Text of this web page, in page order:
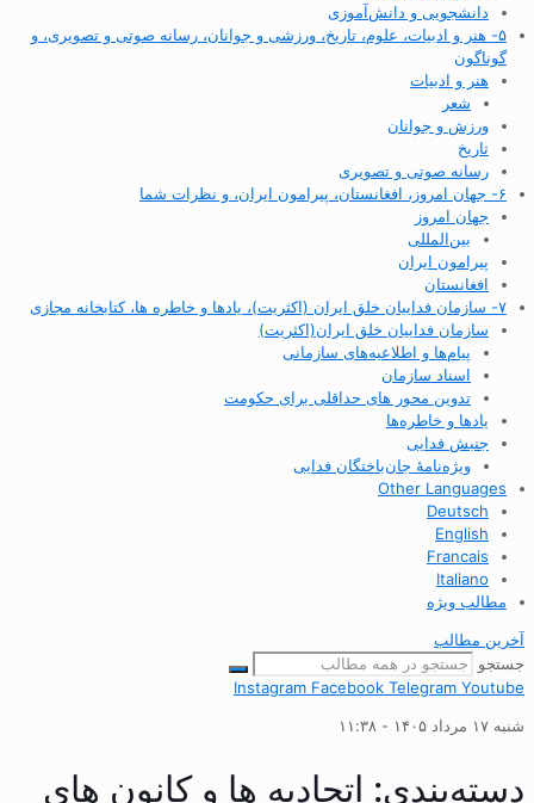
دانشجویی و دانش‌آموزی
۵- هنر و ادبیات، علوم، تاریخ، ورزشی و جوانان، رسانه صوتی و تصویری، و
گوناگون
هنر و ادبیات
شعر
ورزش و جوانان
تاریخ
رسانه صوتی و تصویری
۶- جهان امروز، افغانستان، پیرامون ایران، و نظرات شما
جهان امروز
بین‌المللی
پیرامون ایران
افغانستان
۷- سازمان فداییان خلق ایران (اکثریت)، یادها و خاطره ها، کتابخانه مجازی
سازمان فداییان خلق ایران(اکثریت)
پیام‌ها و اطلاعیه‌های سازمانی
اسناد سازمان
تدوین محور های حداقلی برای حکومت
یادها و خاطره‌ها
جنبش فدایی
ویژه‌نامهٔ جان‌باختگان فدایی
Other Languages
Deutsch
English
Francais
Italiano
مطالب ویژه
آخرین مطالب
جستجو
Instagram Facebook Telegram Youtube
شنبه ۱۷ مرداد ۱۴۰۵ - ۱۱:۳۸
دسته‌بندی: اتحادیه ها و کانون های